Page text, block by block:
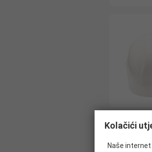
Kolačići
Naše